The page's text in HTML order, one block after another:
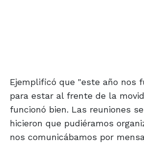
Ejemplificó que "este año nos
para estar al frente de la
funcionó bien. Las reuniones
hicieron que pudiéramos
nos comunicábamos por